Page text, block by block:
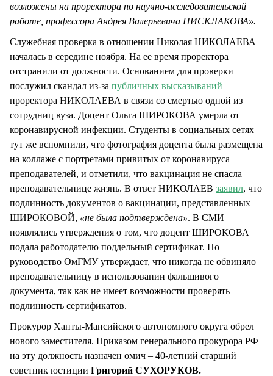
возложены на проректора по научно-исследовательской
работе, профессора Андрея Валерьевича ПИСКЛАКОВА».
Служебная проверка в отношении Николая НИКОЛАЕВА
началась в середине ноября. На ее время проректора
отстранили от должности. Основанием для проверки
послужил скандал из-за публичных высказываний
проректора НИКОЛАЕВА в связи со смертью одной из
сотрудниц вуза. Доцент Ольга ШИРОКОВА умерла от
коронавирусной инфекции. Студенты в социальных сетях
тут же вспомнили, что фотография доцента была размещена
на коллаже с портретами привитых от коронавируса
преподавателей, и отметили, что вакцинация не спасла
преподавательнице жизнь. В ответ НИКОЛАЕВ заявил, что
подлинность документов о вакцинации, представленных
ШИРОКОВОЙ, «не была подтверждена». В СМИ
появлялись утверждения о том, что доцент ШИРОКОВА
подала работодателю поддельный сертификат. Но
руководство ОмГМУ утверждает, что никогда не обвиняло
преподавательницу в использовании фальшивого
документа, так как не имеет возможности проверять
подлинность сертификатов.
Прокурор Ханты-Мансийского автономного округа обрел
нового заместителя. Приказом генерального прокурора РФ
на эту должность назначен омич – 40-летний старший
советник юстиции Григорий СУХОРУКОВ.